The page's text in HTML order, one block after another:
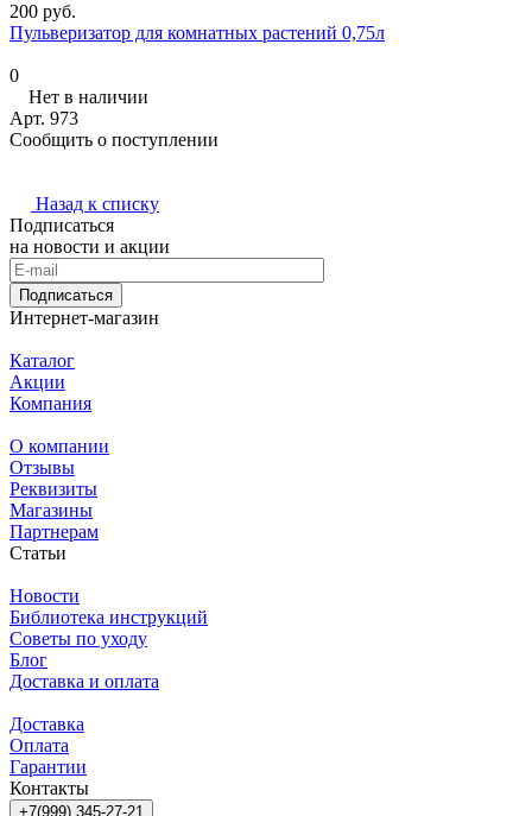
200 руб.
Пульверизатор для комнатных растений 0,75л
0
Нет в наличии
Арт. 973
Сообщить о поступлении
Назад к списку
Подписаться
на новости и акции
Подписаться
Интернет-магазин
Каталог
Акции
Компания
О компании
Отзывы
Реквизиты
Магазины
Партнерам
Статьи
Новости
Библиотека инструкций
Советы по уходу
Блог
Доставка и оплата
Доставка
Оплата
Гарантии
Контакты
+7(999) 345-27-21